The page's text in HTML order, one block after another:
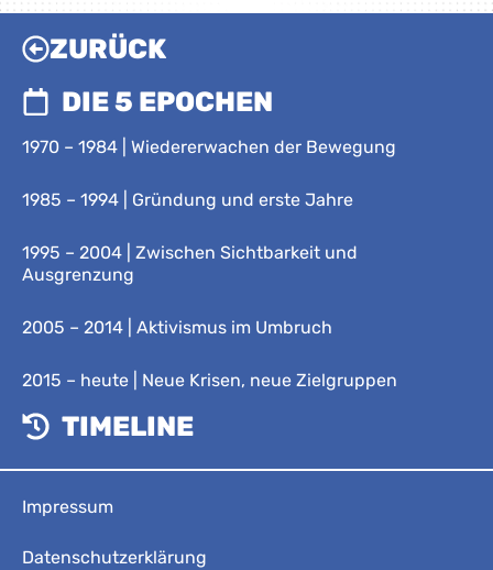
ZURÜCK
DIE 5 EPOCHEN
1970 – 1984 | Wiedererwachen der Bewegung
1985 – 1994 | Gründung und erste Jahre
1995 – 2004 | Zwischen Sichtbarkeit und
Ausgrenzung
2005 – 2014 | Aktivismus im Umbruch
2015 – heute | Neue Krisen, neue Zielgruppen
TIMELINE
Impressum
Datenschutzerklärung